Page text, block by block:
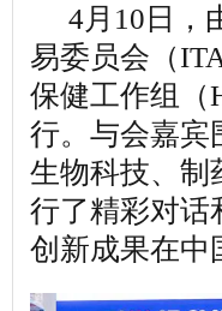
4月10日，
易委员会（
保健工作组（
行。与会嘉
生物科技、制
行了精彩对话
创新成果在中